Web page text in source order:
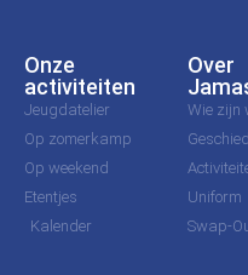
Onze
activiteiten
Jeugdatelier
Op zomerkamp
Op weekend
Etentjes
Kalender
Over
Wie zijn
Uniform
Swap-